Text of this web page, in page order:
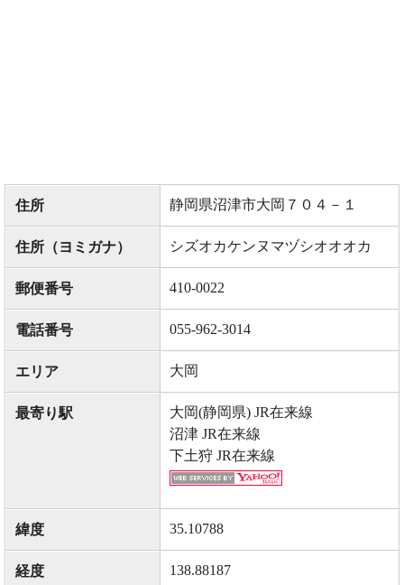
住所 静岡県沼津市大岡７０４－１
住所（ヨミガナ） シズオカケンヌマヅシオオオカ
郵便番号 410-0022
電話番号 055-962-3014
エリア 大岡
最寄り駅
大岡(静岡県) JR在来線
沼津 JR在来線
下土狩 JR在来線
緯度 35.10788
経度 138.88187